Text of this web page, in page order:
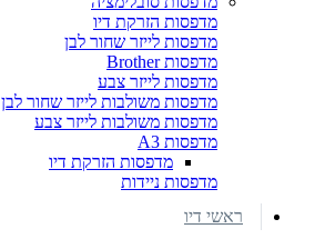
מדפסות הזרקת דיו
מדפסות לייזר שחור לבן
מדפסות Brother
מדפסות לייזר צבע
מדפסות משולבות לייזר שחור לבן
מדפסות משולבות לייזר צבע
מדפסות A3
מדפסות הזרקת דיו
מדפסות ניידות
ראשי דיו